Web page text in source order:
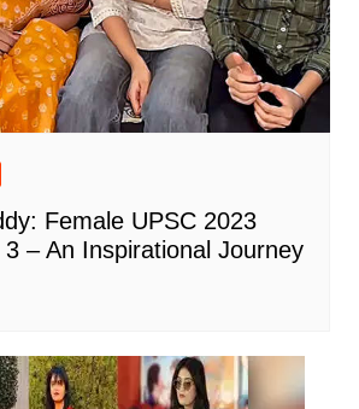
Female UPSC 2023
3 – An Inspirational Journey